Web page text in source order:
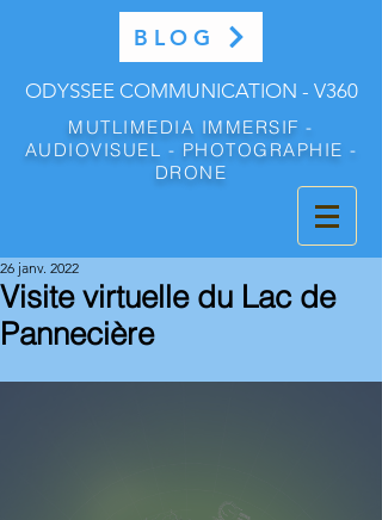
BLOG
ODYSSEE COMMUNICATION - V360
MUTLIMEDIA IMMERSIF -
AUDIOVISUEL - PHOTOGRAPHIE -
DRONE
Visite virtuelle du Lac de
Pannecière
26 janv. 2022